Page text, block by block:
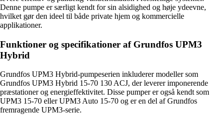
Denne pumpe er særligt kendt for sin alsidighed og høje ydeevne,
hvilket gør den ideel til både private hjem og kommercielle
applikationer.
Funktioner og specifikationer af Grundfos UPM3
Hybrid
Grundfos UPM3 Hybrid-pumpeserien inkluderer modeller som
Grundfos UPM3 Hybrid 15-70 130 ACJ, der leverer imponerende
præstationer og energieffektivitet. Disse pumper er også kendt som
UPM3 15-70 eller UPM3 Auto 15-70 og er en del af Grundfos
fremragende UPM3-serie.